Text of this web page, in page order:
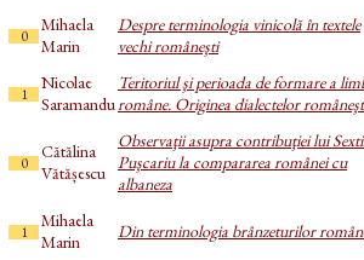
0
Mihaela
Marin
Despre terminologia vinicolă în textele
vechi româneşti
1
Nicolae
Saramandu
Teritoriul şi perioada de formare a
române. Originea dialectelor
0
Cătălina
Vătășescu
Observaţii asupra contribuţiei lui
Puşcariu la compararea românei cu
albaneza
1
Mihaela
Marin
Din terminologia brânzeturilor